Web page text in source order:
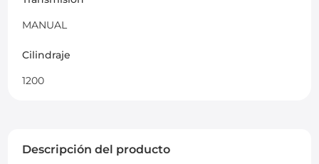
MANUAL
Cilindraje
1200
Descripción del producto